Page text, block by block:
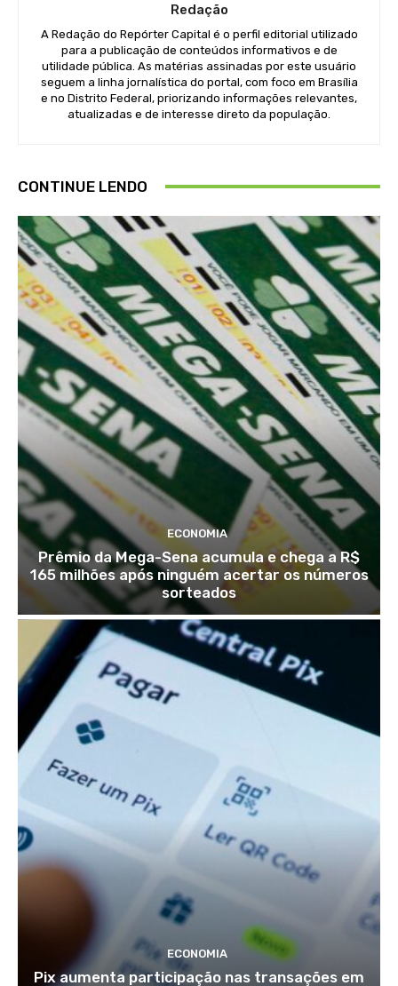
Redação
A Redação do Repórter Capital é o perfil editorial utilizado
para a publicação de conteúdos informativos e de
utilidade pública. As matérias assinadas por este usuário
seguem a linha jornalística do portal, com foco em Brasília
e no Distrito Federal, priorizando informações relevantes,
atualizadas e de interesse direto da população.
CONTINUE LENDO
ECONOMIA
Prêmio da Mega-Sena acumula e chega a R$
165 milhões após ninguém acertar os números
sorteados
ECONOMIA
Pix aumenta participação nas transações em